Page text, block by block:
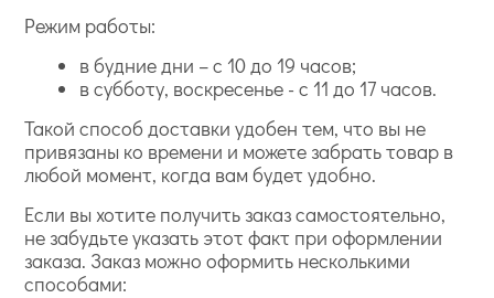
Режим работы:
в будние дни – с 10 до 19 часов;
в субботу, воскресенье - с 11 до 17 часов.
Такой способ доставки удобен тем, что вы не
привязаны ко времени и можете забрать товар в
любой момент, когда вам будет удобно.
Если вы хотите получить заказ самостоятельно,
не забудьте указать этот факт при оформлении
заказа. Заказ можно оформить несколькими
способами: